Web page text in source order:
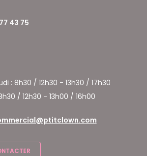
43 75
: 8h30 / 12h30 - 13h30 / 17h30
/ 12h30 - 13h00 / 16h00